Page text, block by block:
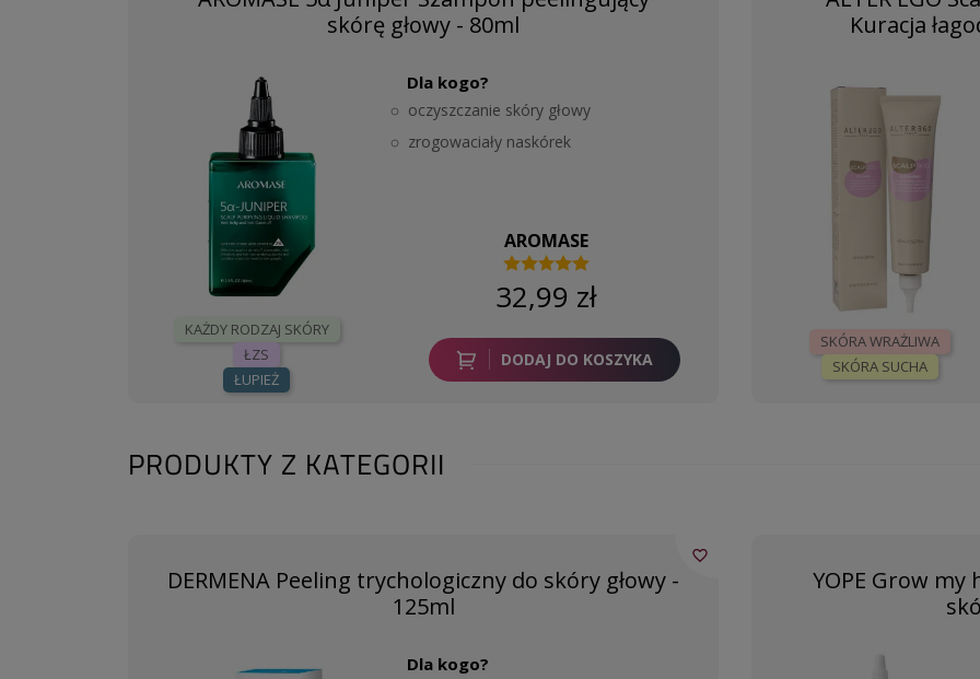
skórę głowy - 80ml
KAŻDY RODZAJ SKÓRY
ŁZS
ŁUPIEŻ
Dla kogo?
oczyszczanie skóry głowy
zrogowaciały naskórek
AROMASE
32,99 zł
DODAJ DO KOSZYKA
Kuracja
SKÓRA WRAŻLIWA
SKÓRA SUCHA
PRODUKTY Z KATEGORII
DERMENA Peeling trychologiczny do skóry głowy -
125ml
Dla kogo?
favorite_border
YOPE Grow